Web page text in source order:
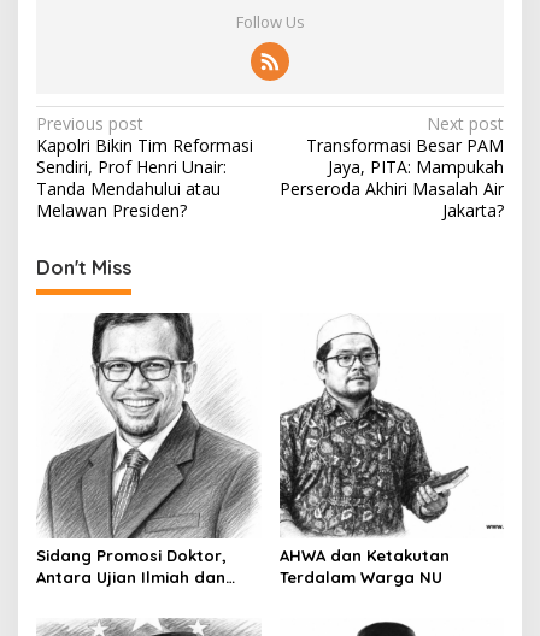
Follow Us
P
o
s
n
a
t
i
o
n
Previous post
Kapolri Bikin Tim Reformasi
Sendiri, Prof Henri Unair:
Tanda Mendahului atau
Melawan Presiden?
Next post
Transformasi Besar PAM
Jaya, PITA: Mampukah
Perseroda Akhiri Masalah Air
Jakarta?
Don't Miss
Sidang Promosi Doktor,
Antara Ujian Ilmiah dan
AHWA dan Ketakutan
Terdalam Warga NU